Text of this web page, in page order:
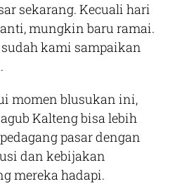
sekarang. Kecuali hari
mungkin baru ramai.
kami sampaikan
momen blusukan ini,
Kalteng bisa lebih
pasar dengan
dan kebijakan
mereka hadapi.